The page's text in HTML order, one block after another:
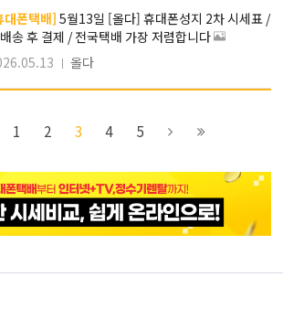
대폰택배]5월13일 [올다] 휴대폰성지 2차 시세표 /
송 후 결제 / 전국택배 가장 저렴합니다
올다
로
1 2 3 4 5
페이지로페이지로